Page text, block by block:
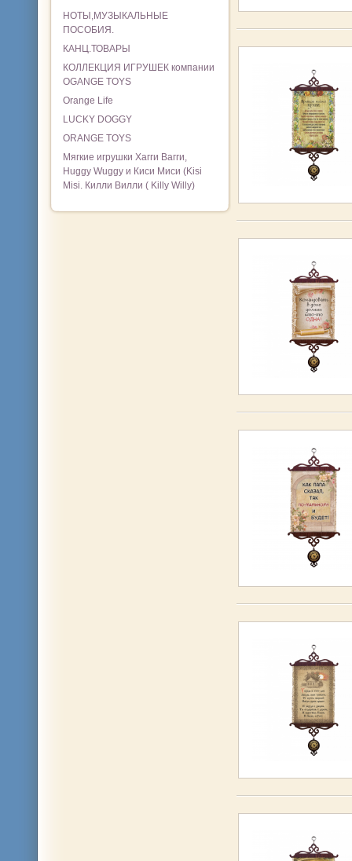
НОТЫ,МУЗЫКАЛЬНЫЕ
ПОСОБИЯ.
КАНЦ.ТОВАРЫ
КОЛЛЕКЦИЯ ИГРУШЕК компании
OGANGE TOYS
Orange Life
LUCKY DOGGY
ORANGE TOYS
Мягкие игрушки Хагги Вагги,
Huggy Wuggy и Киси Миси (Kisi
Misi. Килли Вилли ( Killy Willy)